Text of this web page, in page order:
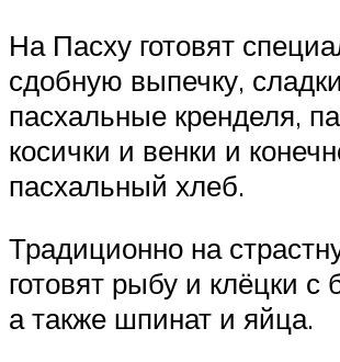
На Пасху готовят
сдобную выпечку,
пасхальные кренделя,
косички и венки и
пасхальный хлеб.
Традиционно на
готовят рыбу и клёцки с
а также шпинат и яйца.